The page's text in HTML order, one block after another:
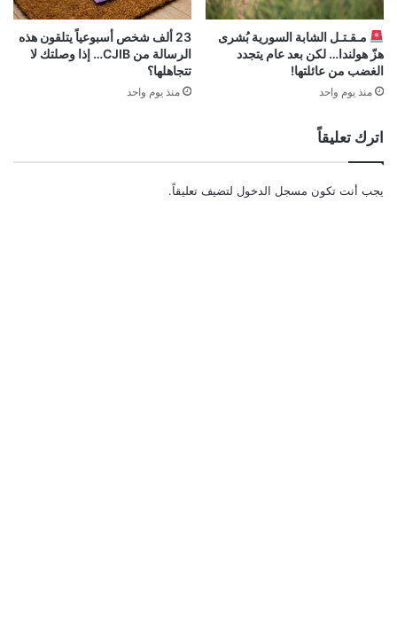
مـقـتـل الشابة السورية بُشرى
هزّ هولندا… لكن بعد عام يتجدد
الغضب من عائلتها!
منذ يوم واحد
23 ألف شخص أسبوعياً يتلقون هذه
الرسالة من CJIB… إذا وصلتك لا
تتجاهلها؟
منذ يوم واحد
اترك تعليقاً
يجب أنت تكون مسجل الدخول لتضيف تعليقاً.